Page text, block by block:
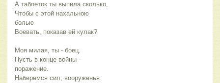
А таблеток ты выпила сколько,
Чтобы с этой нахальною
болью
Воевать, показав ей кулак?
Моя милая, ты - боец.
Пусть в конце войны -
поражение.
Наберемся сил, вооруженья